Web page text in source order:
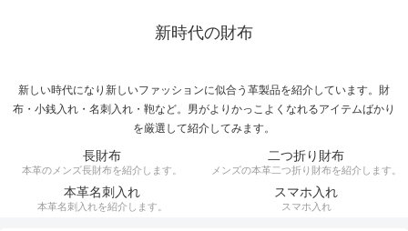
新時代の財布
新しい時代になり新しいファッションに似合う革製品を紹介しています。財
布・小銭入れ・名刺入れ・鞄など。男がよりかっこよくなれるアイテムばかり
を厳選して紹介してみます。
長財布
本革のメンズ長財布を紹介します。
二つ折り財布
メンズの本革二つ折り財布を紹介します。
本革名刺入れ
本革名刺入れを紹介します。
スマホ入れ
スマホ入れ